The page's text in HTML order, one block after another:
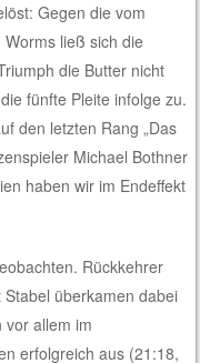
Gegen die vom
ließ sich die
die Butter nicht
fünfte Pleite infolge zu.
den letzten Rang „Das
Michael Bothner
haben wir im Endeffekt
Rückkehrer
Stabel überkamen dabei
vor allem im
erfolgreich aus (21:18,